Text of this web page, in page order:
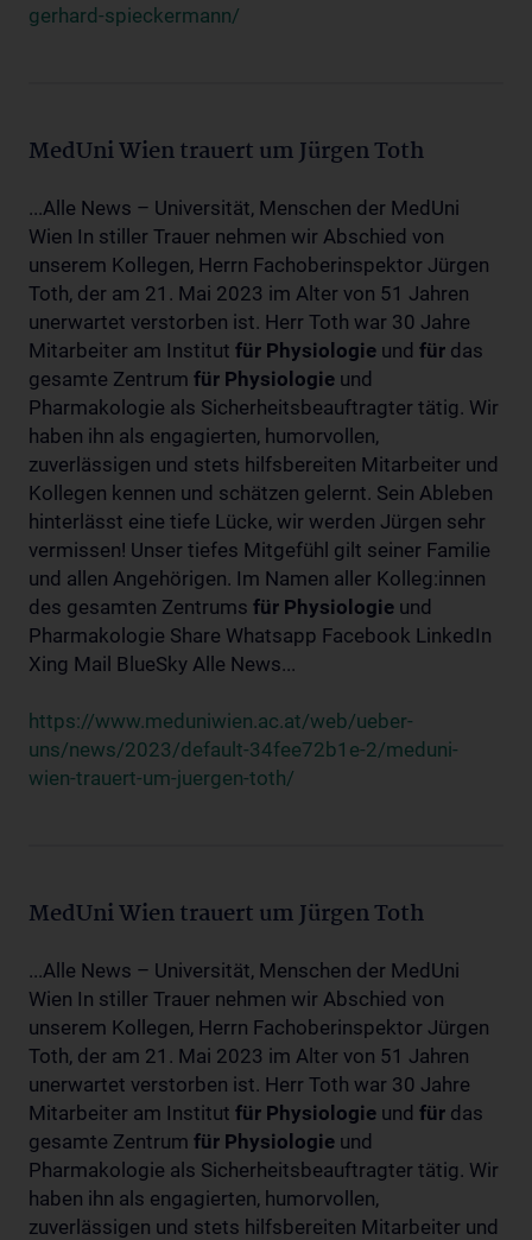
gerhard-spieckermann/
MedUni Wien trauert um Jürgen Toth
...Alle News – Universität, Menschen der MedUni
Wien In stiller Trauer nehmen wir Abschied von
unserem Kollegen, Herrn Fachoberinspektor Jürgen
Toth, der am 21. Mai 2023 im Alter von 51 Jahren
unerwartet verstorben ist. Herr Toth war 30 Jahre
Mitarbeiter am Institut für Physiologie und für das
gesamte Zentrum für Physiologie und
Pharmakologie als Sicherheitsbeauftragter tätig. Wir
haben ihn als engagierten, humorvollen,
zuverlässigen und stets hilfsbereiten Mitarbeiter und
Kollegen kennen und schätzen gelernt. Sein Ableben
hinterlässt eine tiefe Lücke, wir werden Jürgen sehr
vermissen! Unser tiefes Mitgefühl gilt seiner Familie
und allen Angehörigen. Im Namen aller Kolleg:innen
des gesamten Zentrums für Physiologie und
Pharmakologie Share Whatsapp Facebook LinkedIn
Xing Mail BlueSky Alle News...
https://www.meduniwien.ac.at/web/ueber-
uns/news/2023/default-34fee72b1e-2/meduni-
wien-trauert-um-juergen-toth/
MedUni Wien trauert um Jürgen Toth
...Alle News – Universität, Menschen der MedUni
Wien In stiller Trauer nehmen wir Abschied von
unserem Kollegen, Herrn Fachoberinspektor Jürgen
Toth, der am 21. Mai 2023 im Alter von 51 Jahren
unerwartet verstorben ist. Herr Toth war 30 Jahre
Mitarbeiter am Institut für Physiologie und für das
gesamte Zentrum für Physiologie und
Pharmakologie als Sicherheitsbeauftragter tätig. Wir
haben ihn als engagierten, humorvollen,
zuverlässigen und stets hilfsbereiten Mitarbeiter und